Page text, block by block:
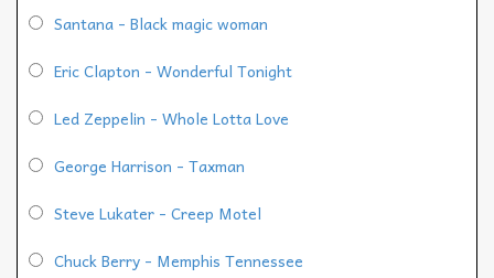
Santana - Black magic woman
Eric Clapton - Wonderful Tonight
Led Zeppelin - Whole Lotta Love
George Harrison - Taxman
Steve Lukater - Creep Motel
Chuck Berry - Memphis Tennessee